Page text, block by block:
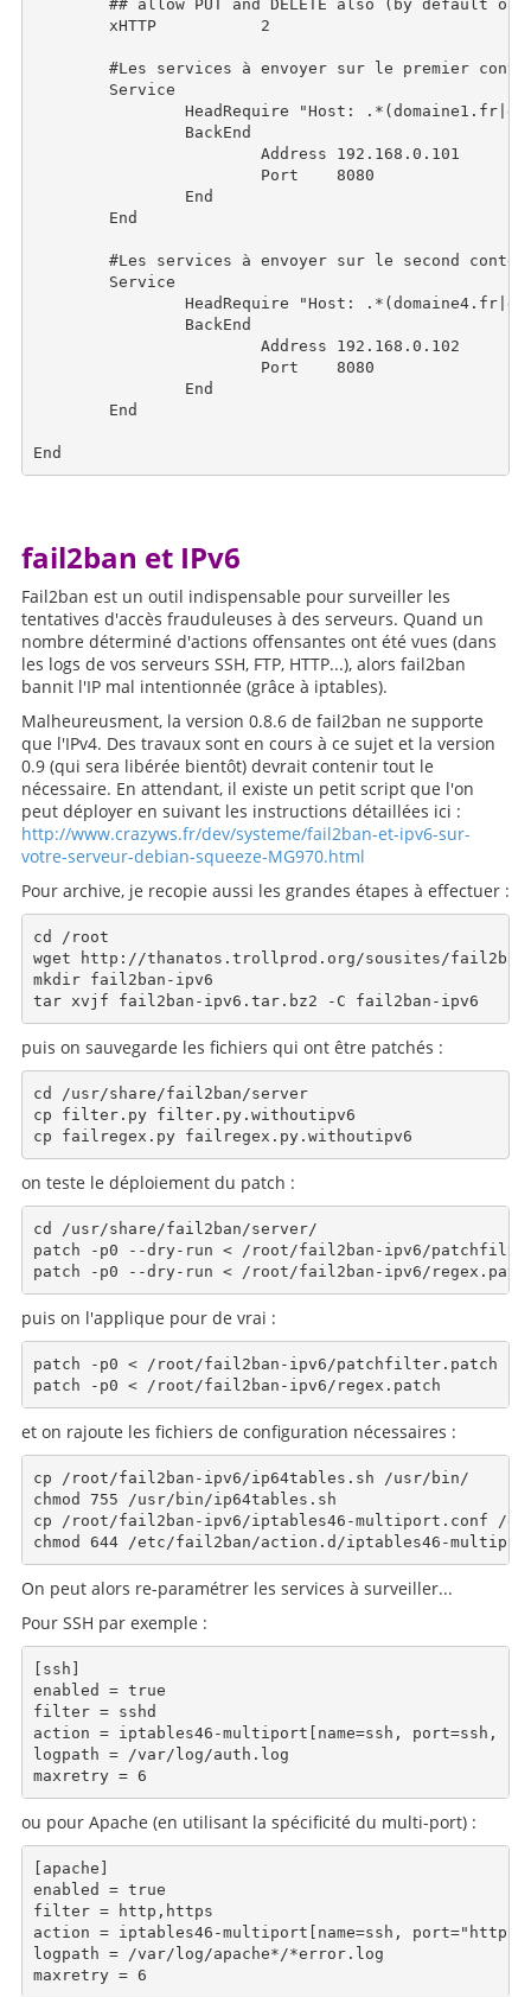
## allow PUT and DELETE also (by default
        xHTTP           2
#Les services à envoyer sur le premier
		HeadRequire "Host: .*(domaine1.fr|domaine2.fr|domaine3.fr).*"
			Address	192.168.0.101
#Les services à envoyer sur le second
        Service
HeadRequire "Host:
                BackEnd
                        Address 192.168.0.102
                        Port    8080
                End
        End
fail2ban et IPv6
Fail2ban est un outil indispensable pour surveiller les
tentatives d'accès frauduleuses à des serveurs. Quand un
nombre déterminé d'actions offensantes ont été vues (dans
les logs de vos serveurs SSH, FTP, HTTP...), alors fail2ban
bannit l'IP mal intentionnée (grâce à iptables).
Malheureusment, la version 0.8.6 de fail2ban ne supporte
que l'IPv4. Des travaux sont en cours à ce sujet et la version
0.9 (qui sera libérée bientôt) devrait contenir tout le
nécessaire. En attendant, il existe un petit script que l'on
peut déployer en suivant les instructions détaillées ici :
http://www.crazyws.fr/dev/systeme/fail2ban-et-ipv6-sur-
votre-serveur-debian-squeeze-MG970.html
Pour archive, je recopie aussi les grandes étapes à effectuer :
cd /root
wget http://thanatos.trollprod.org/sousites/
mkdir fail2ban-ipv6
puis on sauvegarde les fichiers qui ont être patchés :
cd /usr/share/fail2ban/server
cp filter.py filter.py.withoutipv6
on teste le déploiement du patch :
cd /usr/share/fail2ban/server/
patch -p0 --dry-run < /root/fail2ban-ipv6/
puis on l'applique pour de vrai :
patch -p0 < /root/fail2ban-ipv6/patchfilter.patch
et on rajoute les fichiers de configuration nécessaires :
cp /root/fail2ban-ipv6/ip64tables.sh /usr/bin/
chmod 755 /usr/bin/ip64tables.sh
cp /root/fail2ban-ipv6/iptables46-multiport.conf /
On peut alors re-paramétrer les services à surveiller...
Pour SSH par exemple :
[ssh]
enabled = true
filter = sshd
action = iptables46-multiport[name=ssh, port=ssh,
logpath = /var/log/auth.log
ou pour Apache (en utilisant la spécificité du multi-port) :
[apache]
enabled = true
filter = http,https
action = iptables46-multiport[name=ssh,
logpath = /var/log/apache*/*error.log